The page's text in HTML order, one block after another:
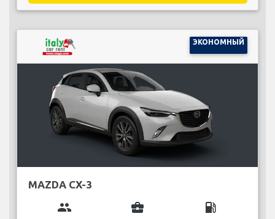
ЭКОНОМНЫЙ
MAZDA CX-3
group business_center local_gas_station